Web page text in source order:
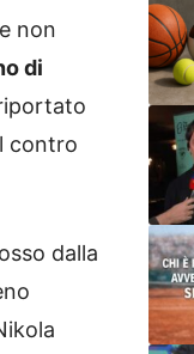
non
di
contro
dalla